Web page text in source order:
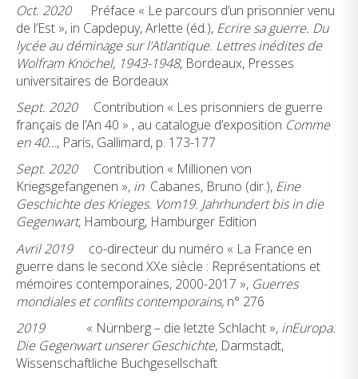
Oct. 2020Préface « Le parcours d’un prisonnier venu
de l’Est », in Capdepuy, Arlette (éd.), Ecrire sa guerre. Du
lycée au déminage sur l’Atlantique. Lettres inédites de
Wolfram Knöchel, 1943-1948, Bordeaux, Presses
universitaires de Bordeaux
Sept. 2020Contribution « Les prisonniers de guerre
français de l’An 40 » , au catalogue d’exposition Comme
en 40…, Paris, Gallimard, p. 173-177
Sept. 2020Contribution « Millionen von
Kriegsgefangenen », inCabanes, Bruno (dir.), Eine
Geschichte des Krieges. Vom19. Jahrhundert bis in die
Gegenwart, Hambourg, Hamburger Edition
Avril 2019co-directeur du numéro « La France en
guerre dans le second XXe siècle : Représentations et
mémoires contemporaines, 2000-2017 », Guerres
mondiales et conflits contemporains, n° 276
2019« Nürnberg – die letzte Schlacht », inEuropa.
Die Gegenwart unserer Geschichte, Darmstadt,
Wissenschaftliche Buchgesellschaft